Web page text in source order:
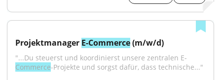
Projektmanager E-Commerce (m/w/d)
"...Du steuerst und koordinierst unsere zentralen E-
Commerce-Projekte und sorgst dafür, dass technische..."